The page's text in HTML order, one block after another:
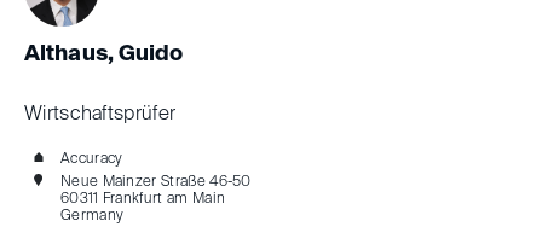
Althaus, Guido
Wirtschaftsprüfer
Accuracy
Neue Mainzer Straße 46-50
60311 Frankfurt am Main
Germany